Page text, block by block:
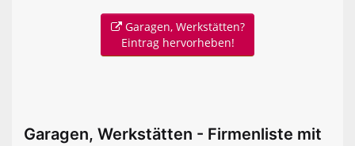
Garagen, Werkstätten?
Eintrag hervorheben!
Garagen, Werkstätten - Firmenliste mit